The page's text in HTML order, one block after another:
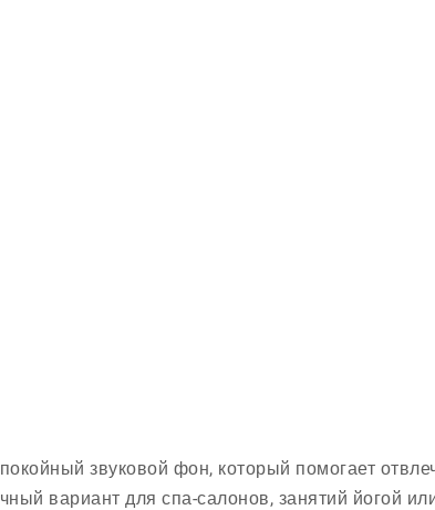
звуковой фон, который помогает
вариант для спа-салонов, занятий йогой